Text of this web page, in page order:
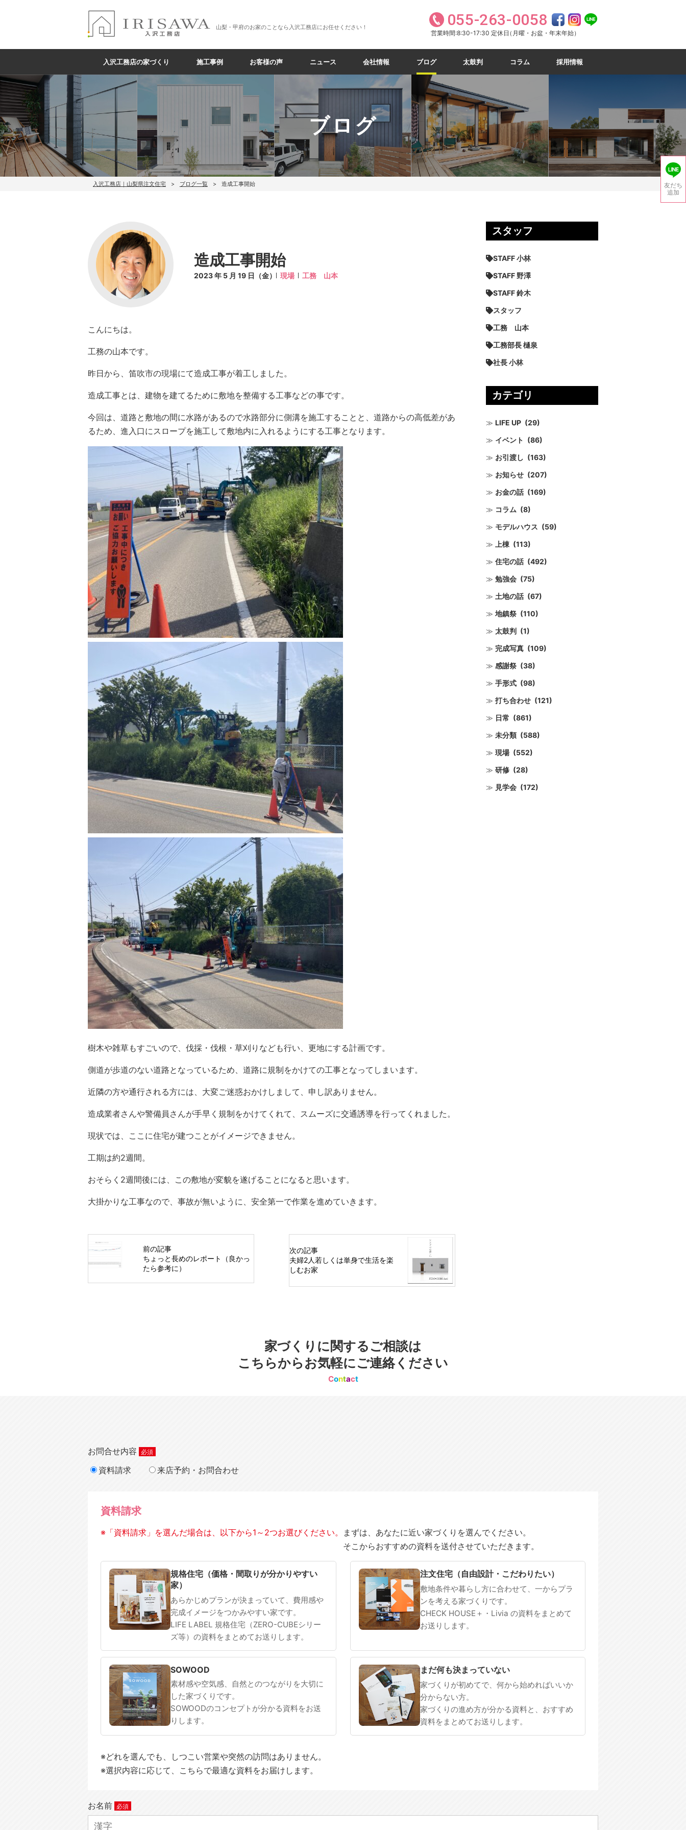
山梨・甲府のお家のことなら入沢工務店にお任せください！ 055-263-0058
営業時間:8:30-17:30 定休日（月曜・お盆・年末年始）
入沢工務店の家づくり 施工事例 お客様の声 ニュース 会社情報 ブログ 太鼓判 コラム 採用情報
ブログ
入沢工務店｜山梨県注文住宅 ブログ一覧 造成工事開始
造成工事開始
2023 年 5 月 19 日（金） 現場 工務 山本
こんにちは。
工務の山本です。
昨日から、笛吹市の現場にて造成工事が着工しました。
造成工事とは、建物を建てるために敷地を整備する工事などの事です。
今回は、道路と敷地の間に水路があるので水路部分に側溝を施工することと、道路からの高低差があ
るため、進入口にスロープを施工して敷地内に入れるようにする工事となります。
樹木や雑草もすごいので、伐採・伐根・草刈りなども行い、更地にする計画です。
側道が歩道のない道路となっているため、道路に規制をかけての工事となってしまいます。
近隣の方や通行される方には、大変ご迷惑おかけしまして、申し訳ありません。
造成業者さんや警備員さんが手早く規制をかけてくれて、スムーズに交通誘導を行ってくれました。
現状では、ここに住宅が建つことがイメージできません。
工期は約2週間。
おそらく2週間後には、この敷地が変貌を遂げることになると思います。
大掛かりな工事なので、事故が無いように、安全第一で作業を進めていきます。
前の記事
ちょっと長めのレポート（良かっ
たら参考に）
次の記事
夫婦2人若しくは単身で生活を楽
しむお家
スタッフ
STAFF 小林
STAFF 野澤
STAFF 鈴木
スタッフ
工務 山本
工務部長 樋泉
社長 小林
カテゴリ
LIFE UP (29)
イベント (86)
お引渡し (163)
お知らせ (207)
お金の話 (169)
コラム (8)
モデルハウス (59)
上棟 (113)
住宅の話 (492)
勉強会 (75)
土地の話 (67)
地鎮祭 (110)
太鼓判 (1)
完成写真 (109)
感謝祭 (38)
手形式 (98)
打ち合わせ (121)
日常 (861)
未分類 (588)
現場 (552)
研修 (28)
見学会 (172)
家づくりに関するご相談は
こちらからお気軽にご連絡ください
Contact
お問合せ内容
資料請求
来店予約・お問合わせ
資料請求
※「資料請求」を選んだ場合は、以下から1～2つお選びください。
まずは、あなたに近い家づくりを選んでください。
そこからおすすめの資料を送付させていただきます。
規格住宅
まだ何も決まっていない
規格住宅（価格・間取りが分かりやすい
家）
あらかじめプランが決まっていて、費用感や
完成イメージをつかみやすい家です。
LIFE LABEL 規格住宅（ZERO-CUBEシリー
ズ等）の資料をまとめてお送りします。
注文住宅（自由設計・こだわりたい）
敷地条件や暮らし方に合わせて、一からプラ
ンを考える家づくりです。
CHECK HOUSE＋・Livia の資料をまとめて
お送りします。
SOWOOD
素材感や空気感、自然とのつながりを大切に
した家づくりです。
SOWOODのコンセプトが分かる資料をお送
りします。
まだ何も決まっていない
家づくりが初めてで、何から始めればいいか
分からない方。
家づくりの進め方が分かる資料と、おすすめ
資料をまとめてお送りします。
※どれを選んでも、しつこい営業や突然の訪問はありません。
※選択内容に応じて、こちらで最適な資料をお届けします。
お名前
友だち
追加